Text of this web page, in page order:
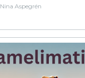
Nina Aspegrén